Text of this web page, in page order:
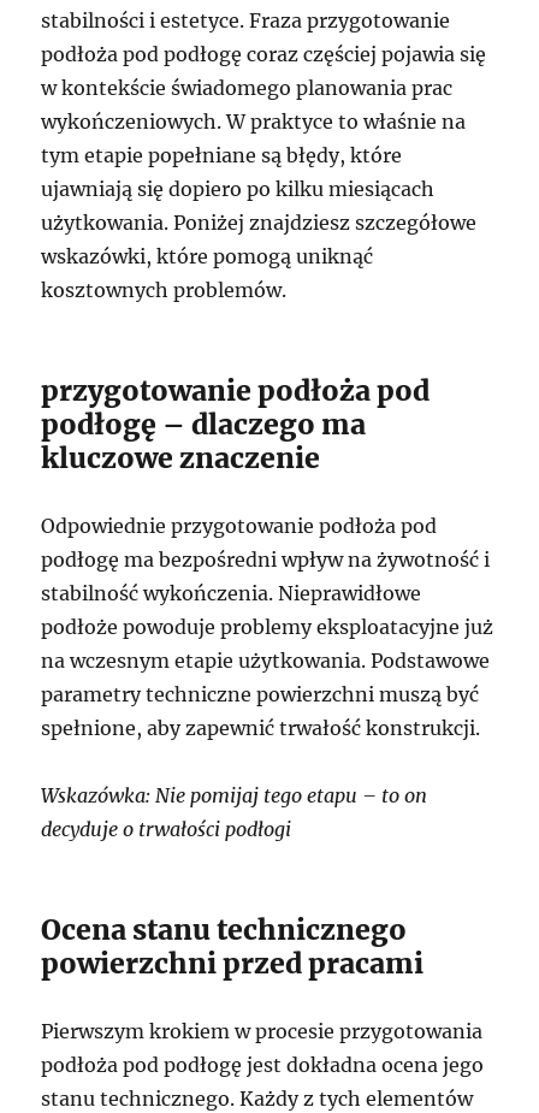
stabilności i estetyce. Fraza przygotowanie
podłoża pod podłogę coraz częściej pojawia się
w kontekście świadomego planowania prac
wykończeniowych. W praktyce to właśnie na
tym etapie popełniane są błędy, które
ujawniają się dopiero po kilku miesiącach
użytkowania. Poniżej znajdziesz szczegółowe
wskazówki, które pomogą uniknąć
kosztownych problemów.
przygotowanie podłoża pod
podłogę – dlaczego ma
kluczowe znaczenie
Odpowiednie przygotowanie podłoża pod
podłogę ma bezpośredni wpływ na żywotność i
stabilność wykończenia. Nieprawidłowe
podłoże powoduje problemy eksploatacyjne już
na wczesnym etapie użytkowania. Podstawowe
parametry techniczne powierzchni muszą być
spełnione, aby zapewnić trwałość konstrukcji.
Wskazówka: Nie pomijaj tego etapu – to on
decyduje o trwałości podłogi
Ocena stanu technicznego
powierzchni przed pracami
Pierwszym krokiem w procesie przygotowania
podłoża pod podłogę jest dokładna ocena jego
stanu technicznego. Każdy z tych elementów